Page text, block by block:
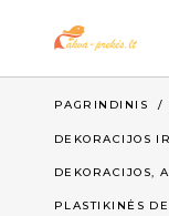
PAGRINDINIS /
DEKORACIJOS
DEKORACIJOS,
PLASTIKINĖS